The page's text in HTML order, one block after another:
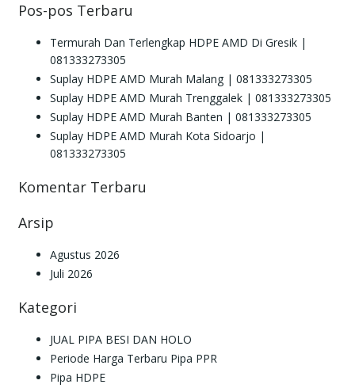
Pos-pos Terbaru
Termurah Dan Terlengkap HDPE AMD Di Gresik |
081333273305
Suplay HDPE AMD Murah Malang | 081333273305
Suplay HDPE AMD Murah Trenggalek | 081333273305
Suplay HDPE AMD Murah Banten | 081333273305
Suplay HDPE AMD Murah Kota Sidoarjo |
081333273305
Komentar Terbaru
Arsip
Agustus 2026
Juli 2026
Kategori
JUAL PIPA BESI DAN HOLO
Periode Harga Terbaru Pipa PPR
Pipa HDPE